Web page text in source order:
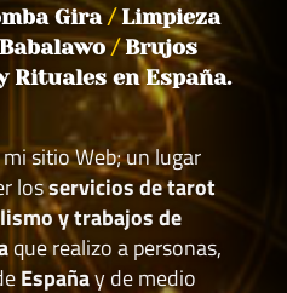
Gira/Limpieza
/Brujos
Rituales en España.
sitio Web; un lugar
losservicios de tarot
y trabajos de
que realizo a personas,
Españay de medio